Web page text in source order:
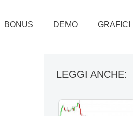
BONUS DEMO GRAFICI
LEGGI ANCHE: